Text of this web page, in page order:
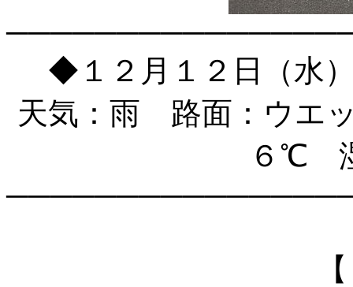
◆１２月１２日（水
天気：雨 路面：ウエ
６℃